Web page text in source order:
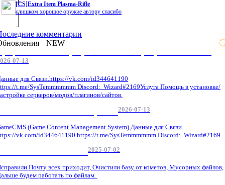
[CS]Extra Item Plasma-Rifle
слишком хорошое оружие автору спасибо
комментарии
NEW
07-13
для Связи.https://vk.com/id344641190
t.me/SysTemmmmmm Discord: Wizard#2169Услуга Помощь в установке/
серверов/модов/плагинов/сайтов.
2026-07-13
(Game Content Management System) Данные для Связи.
vk.com/id344641190 https://t.me/SysTemmmmmm Discord: Wizard#2169
2025-07-02
Почту всех приходит, Очистили базу от кометов, Мусорных файлов,
будем работать по файлам.